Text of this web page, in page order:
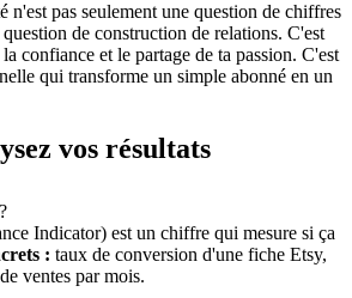
n'est pas seulement une question de chiffres
de construction de relations. C'est
confiance et le partage de ta passion. C'est
qui transforme un simple abonné en un
vos résultats
Indicator) est un chiffre qui mesure si ça
: taux de conversion d'une fiche Etsy,
ventes par mois.